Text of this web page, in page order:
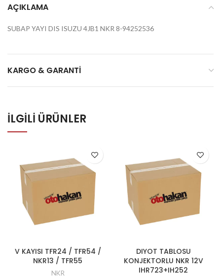
AÇIKLAMA
SUBAP YAYI DIS ISUZU 4JB1 NKR 8-94252536
KARGO & GARANTI
İLGILI ÜRÜNLER
V KAYISI TFR24 / TFR54 /
NKR13 / TFR55
NKR
DIYOT TABLOSU
KONJEKTORLU NKR 12V
IHR723+IH252